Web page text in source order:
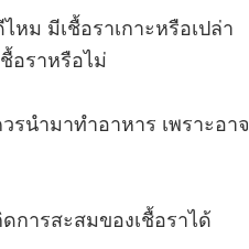
ม มีเชื้อราเกาะหรือเปล่า
อราหรือไม่
นำมาทำอาหาร เพราะอาจ
การสะสมของเชื้อราได้